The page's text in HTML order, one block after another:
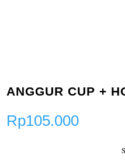
ANGGUR CUP +
Rp105.000